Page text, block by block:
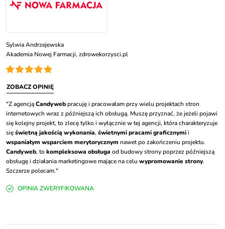
Sylwia Andrzejewska
Akademia Nowej Farmacji, zdrowekorzysci.pl
ZOBACZ OPINIĘ
"Z agencjąCandywebpracuję i pracowałam przy wielu projektach stron
internetowych wraz z późniejszą ich obsługą. Muszę przyznać, że jeżeli pojawi
się kolejny projekt, to zlecę tylko i wyłącznie w tej agencji, która charakteryzuje
sięświetną jakością wykonania, świetnymi pracami graficznymii
wspaniałym wsparciem merytorycznym nawet po zakończeniu projektu.
Candyweb, tokompleksowa obsługa od budowy strony poprzez późniejszą
obsługę i działania marketingowe mające na celu wypromowanie strony.
Szczerze polecam."
OPINIA ZWERYFIKOWANA